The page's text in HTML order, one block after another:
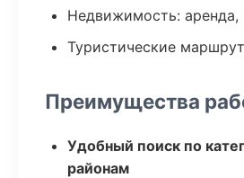
Недвижимость: аренда,
Туристические
Преимущества
Удобный поиск по
районам